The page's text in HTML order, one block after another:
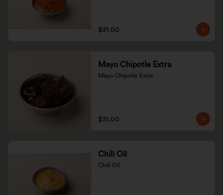
$31.00
Mayo Chipotle Extra
Mayo Chipotle Extra
$31.00
Chili Oil
Chili Oil